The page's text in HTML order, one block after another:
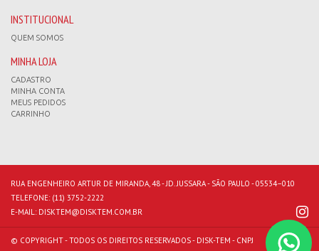
INSTITUCIONAL
QUEM SOMOS
MINHA LOJA
CADASTRO
MINHA CONTA
MEUS PEDIDOS
CARRINHO
RUA ENGENHEIRO ARTUR DE MIRANDA, 48 - JD. JUSSARA - SÃO PAULO - 05534–010
TELEFONE: (11) 3752-2222
E-MAIL: DISKTEM@DISKTEM.COM.BR
© COPYRIGHT - TODOS OS DIREITOS RESERVADOS - DISK-TEM - CNPJ